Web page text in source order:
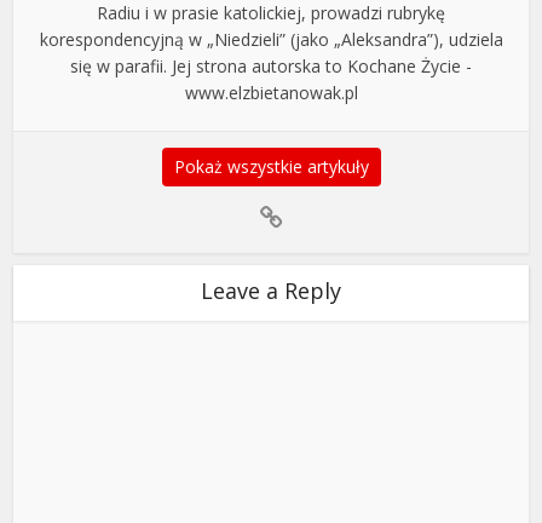
Radiu i w prasie katolickiej, prowadzi rubrykę
korespondencyjną w „Niedzieli” (jako „Aleksandra”), udziela
się w parafii. Jej strona autorska to Kochane Życie -
www.elzbietanowak.pl
Pokaż wszystkie artykuły
Leave a Reply